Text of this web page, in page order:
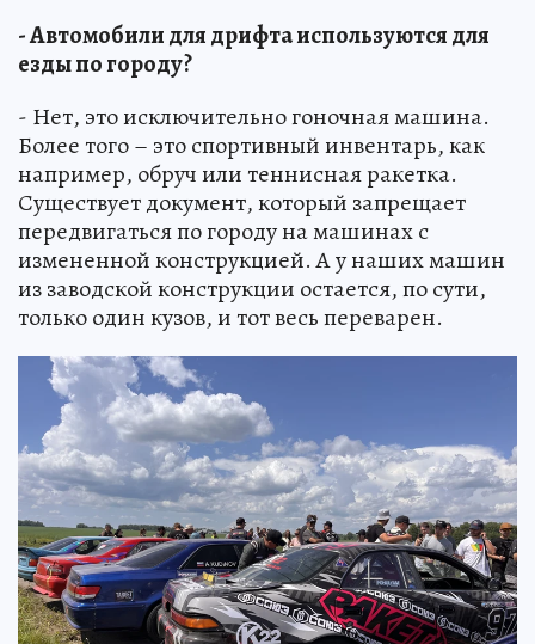
- Автомобили для дрифта используются для
езды по городу?
- Нет, это исключительно гоночная машина.
Более того – это спортивный инвентарь, как
например, обруч или теннисная ракетка.
Существует документ, который запрещает
передвигаться по городу на машинах с
измененной конструкцией. А у наших машин
из заводской конструкции остается, по сути,
только один кузов, и тот весь переварен.